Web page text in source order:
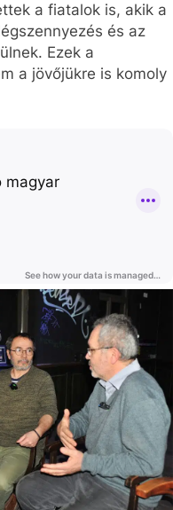
a fiatalok is, akik a
és az
Ezek a
a jövőjükre is komoly